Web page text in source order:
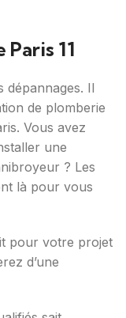
11
dépannages. Il
de plomberie
Vous avez
une
? Les
là pour vous
pour votre projet
d’une